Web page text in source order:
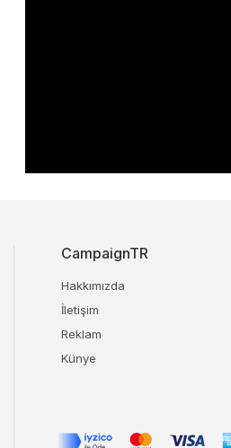
CampaignTR
Hakkımızda
İletişim
Reklam
Künye